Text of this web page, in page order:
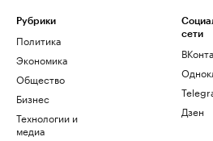
Рубрики
Политика
Экономика
Общество
Бизнес
Технологии и
медиа
сети
Дзен